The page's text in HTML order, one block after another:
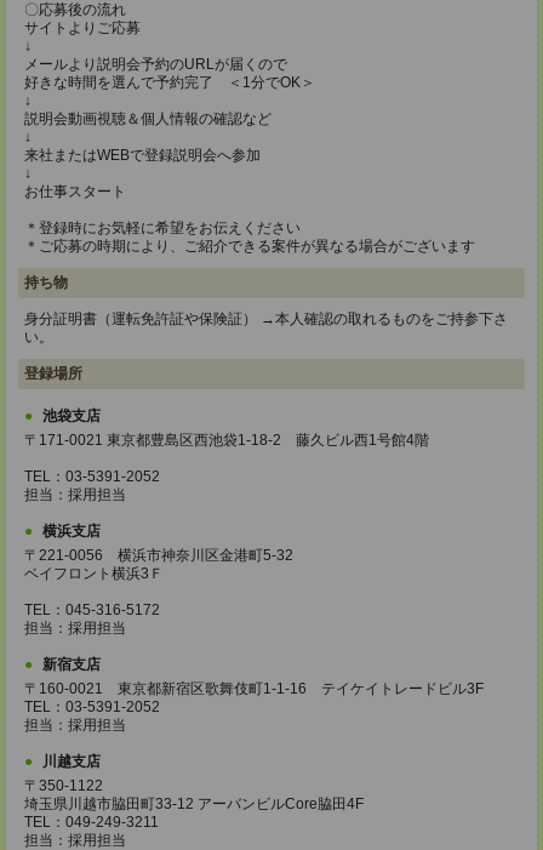
〇応募後の流れ
サイトよりご応募
↓
メールより説明会予約のURLが届くので
好きな時間を選んで予約完了 ＜1分でOK＞
↓
説明会動画視聴＆個人情報の確認など
↓
来社またはWEBで登録説明会へ参加
↓
お仕事スタート
＊登録時にお気軽に希望をお伝えください
＊ご応募の時期により、ご紹介できる案件が異なる場合がございます
持ち物
身分証明書（運転免許証や保険証） →本人確認の取れるものをご持参下さ
い。
登録場所
池袋支店
〒171-0021 東京都豊島区西池袋1-18-2 藤久ビル西1号館4階
TEL：03-5391-2052
担当：採用担当
横浜支店
〒221-0056 横浜市神奈川区金港町5‐32
ベイフロント横浜3Ｆ
TEL：045-316-5172
担当：採用担当
新宿支店
〒160-0021 東京都新宿区歌舞伎町1-1-16 テイケイトレードビル3F
TEL：03-5391-2052
担当：採用担当
川越支店
〒350-1122
埼玉県川越市脇田町33-12 アーバンビルCore脇田4F
TEL：049-249-3211
担当：採用担当